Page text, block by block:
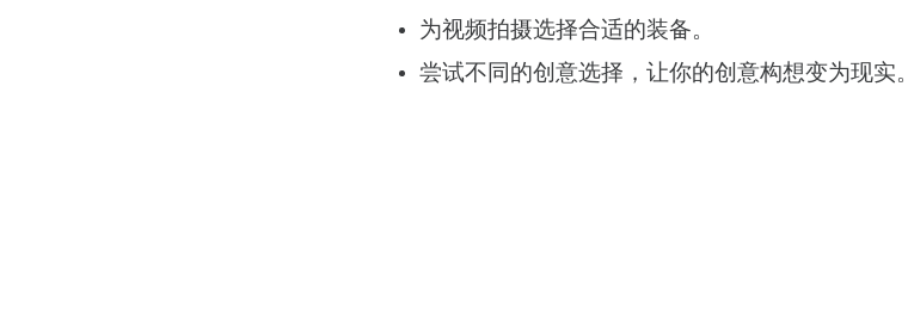
为视频拍摄选择合适的装备。
尝试不同的创意选择，让你的创意构想变为现实。